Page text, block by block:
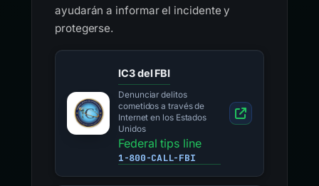
ayudarán a informar el incidente y
protegerse.
IC3 del FBI
Denunciar delitos
cometidos a través de
Internet en los Estados
Unidos
Federal tips line
1-800-CALL-FBI